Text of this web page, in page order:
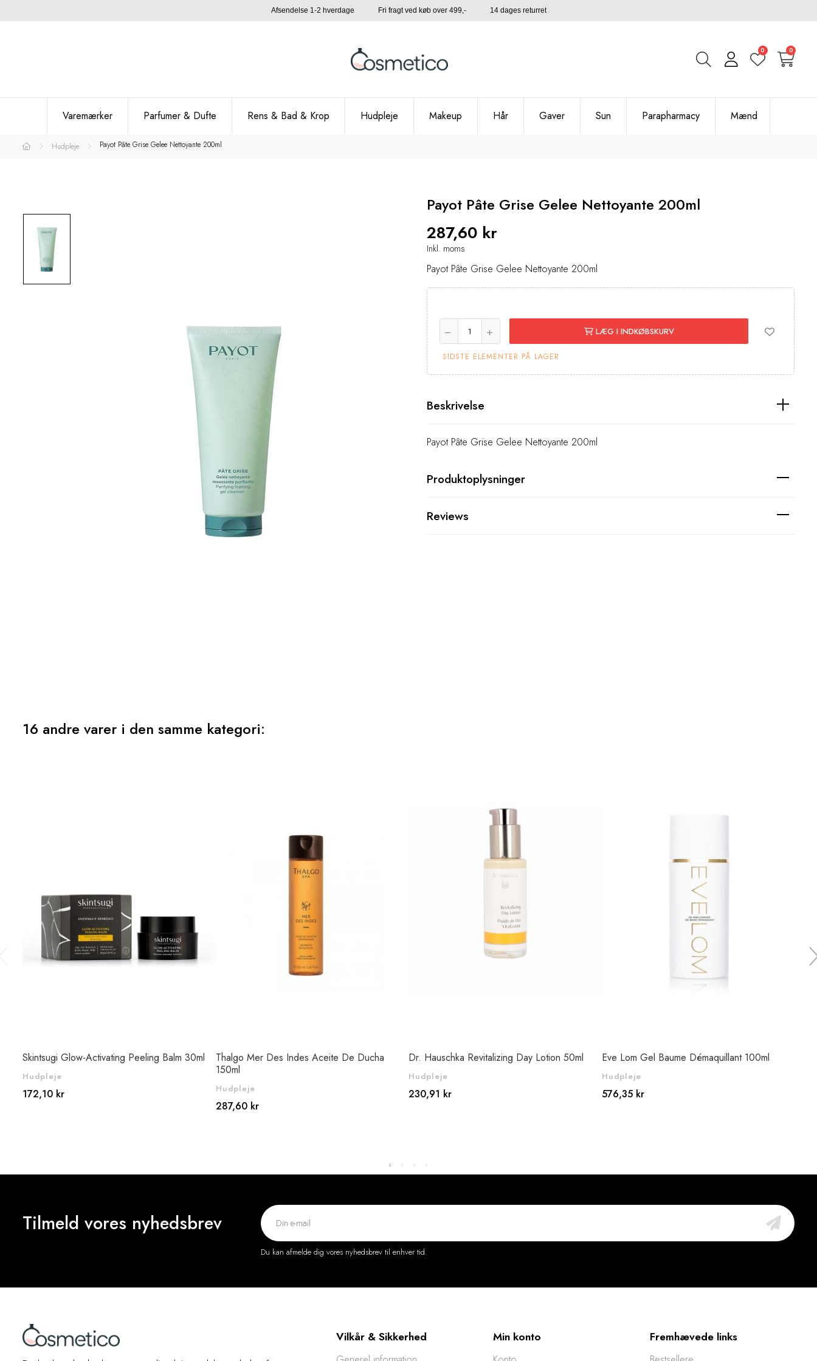
Afsendelse 1-2 hverdage Fri fragt ved køb over 499,- 14 dages returret
0 0
Varemærker Parfumer & Dufte Rens & Bad & Krop Hudpleje Makeup Hår Gaver Sun Parapharmacy Mænd
Hudpleje Payot Pâte Grise Gelee Nettoyante 200ml
Payot Pâte Grise Gelee Nettoyante 200ml
287,60 kr
Inkl. moms
Payot Pâte Grise Gelee Nettoyante 200ml
LÆG I INDKØBSKURV
SIDSTE ELEMENTER PÅ LAGER
Beskrivelse
Payot Pâte Grise Gelee Nettoyante 200ml
Produktoplysninger
Reviews
16 andre varer i den samme kategori:
Skintsugi Glow-Activating Peeling Balm 30ml
Hudpleje
172,10 kr
Thalgo Mer Des Indes Aceite De Ducha
150ml
Hudpleje
287,60 kr
Dr. Hauschka Revitalizing Day Lotion 50ml
Hudpleje
230,91 kr
Eve Lom Gel Baume Démaquillant 100ml
Hudpleje
576,35 kr
Tilmeld vores nyhedsbrev
Du kan afmelde dig vores nyhedsbrev til enhver tid.
Vilkår & Sikkerhed Min konto Fremhævede links